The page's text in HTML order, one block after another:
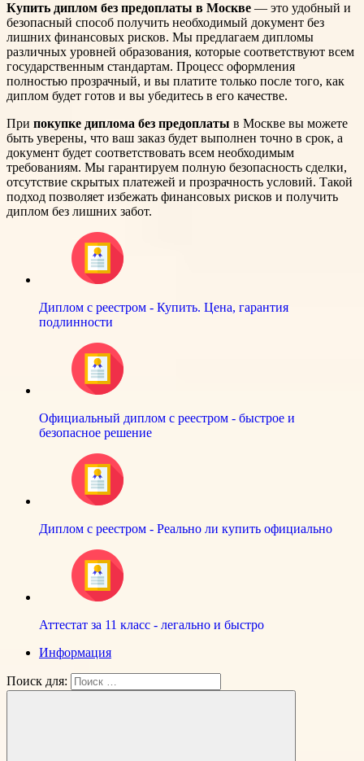
Купить диплом без предоплаты в Москве — это удобный и
безопасный способ получить необходимый документ без
лишних финансовых рисков. Мы предлагаем дипломы
различных уровней образования, которые соответствуют всем
государственным стандартам. Процесс оформления
полностью прозрачный, и вы платите только после того, как
диплом будет готов и вы убедитесь в его качестве.
При покупке диплома без предоплаты в Москве вы можете
быть уверены, что ваш заказ будет выполнен точно в срок, а
документ будет соответствовать всем необходимым
требованиям. Мы гарантируем полную безопасность сделки,
отсутствие скрытых платежей и прозрачность условий. Такой
подход позволяет избежать финансовых рисков и получить
диплом без лишних забот.
Диплом с реестром - Купить. Цена, гарантия
подлинности
Официальный диплом с реестром - быстрое и
безопасное решение
Диплом с реестром - Реально ли купить официально
Аттестат за 11 класс - легально и быстро
Информация
Поиск для: